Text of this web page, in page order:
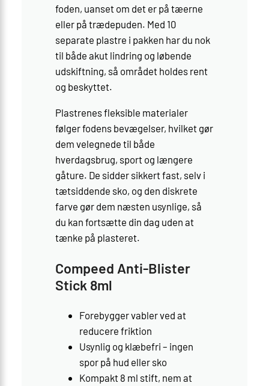
foden, uanset om det er på tæerne
eller på trædepuden. Med 10
separate plastre i pakken har du nok
til både akut lindring og løbende
udskiftning, så området holdes rent
og beskyttet.
Plastrenes fleksible materialer
følger fodens bevægelser, hvilket gør
dem velegnede til både
hverdagsbrug, sport og længere
gåture. De sidder sikkert fast, selv i
tætsiddende sko, og den diskrete
farve gør dem næsten usynlige, så
du kan fortsætte din dag uden at
tænke på plasteret.
Compeed Anti-Blister
Stick 8ml
Forebygger vabler ved at
reducere friktion
Usynlig og klæbefri – ingen
spor på hud eller sko
Kompakt 8 ml stift, nem at